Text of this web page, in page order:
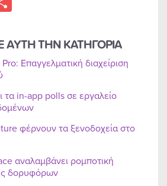
ΑΥΤΗ ΤΗΝ ΚΑΤΗΓΟΡΙΑ
Επαγγελματική διαχείριση
τα in-app polls σε εργαλείο
φέρνουν τα ξενοδοχεία στο
αναλαμβάνει ρομποτική
δορυφόρων